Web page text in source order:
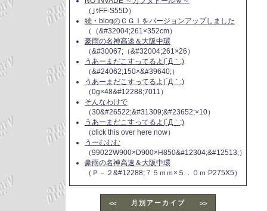
（｣ｩFF-S55D）
続・blogのＣＧＩをバージョンアップしました
（（&#32004;261×352cm）
豪雨の名神高速＆大阪中環
（&#30067;（&#32004;261×26）
うあーまだこすってるよ(´Д｀;)
（&#24062;150×&#39640;）
うあーまだこすってるよ(´Д｀;)
（0g×48&#12288;7011）
そんなわけで
（30&#26522;&#31309;&#23652;×10）
うあーまだこすってるよ(´Д｀;)
（click this over here now）
うーむむむ
（99022W900×D900×H850&#12304;&#12513;）
豪雨の名神高速＆大阪中環
（Ｐ－２&#12288;７５ｍｍ×５．０ｍ P275X5）
<< 月別アーカイブ >>